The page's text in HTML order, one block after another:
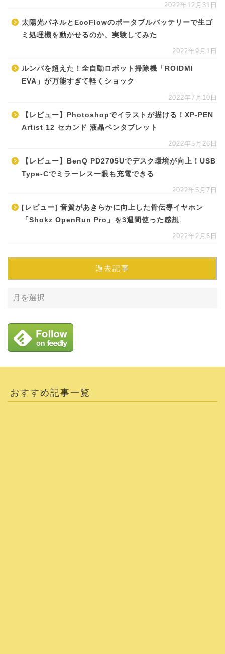
2022年12月31日
太陽光パネルとEcoFlowのポータブルバッテリーで生ゴ
ミ処理機を動かせるのか、実験してみた
2022年9月1日
ルンバを超えた！全自動ロボット掃除機「ROIDMI
EVA」が万能すぎて軽くショック
2022年7月10日
【レビュー】Photoshopでイラストが描ける！XP-PEN
Artist 12 セカンド 液晶ペンタブレット
2022年5月26日
【レビュー】BenQ PD2705Uでデスク環境が向上！USB
Type-Cでミラーレス一眼も充電できる
2022年5月7日
[レビュー] 音質があきらかに向上した骨伝導イヤホン
「Shokz OpenRun Pro」を3週間使った感想
2022年2月6日
過去記事
おすすめ記事一覧